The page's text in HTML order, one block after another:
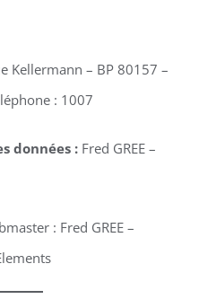
Kellermann – BP 80157 –
: 1007
données : Fred GREE–
: Fred GREE –